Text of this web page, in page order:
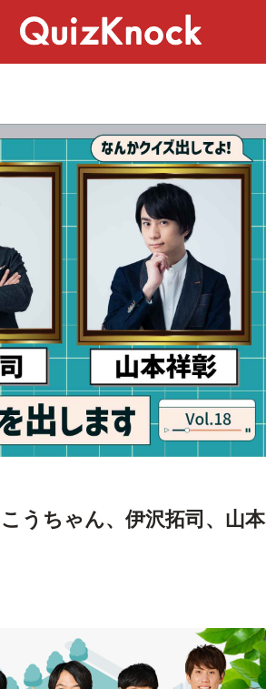
うちゃん、伊沢拓司、山本